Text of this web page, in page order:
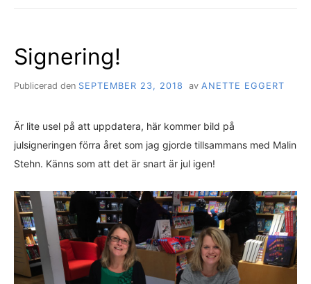
Signering!
Publicerad den SEPTEMBER 23, 2018 av ANETTE EGGERT
Är lite usel på att uppdatera, här kommer bild på
julsigneringen förra året som jag gjorde tillsammans med Malin
Stehn. Känns som att det är snart är jul igen!